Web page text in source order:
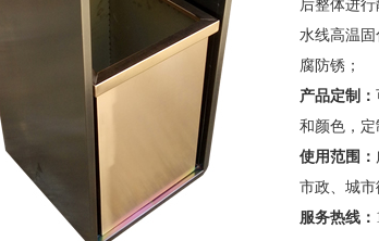
后整体进
水线高温
腐防锈；
产品定制：
和颜色，定
使用范围：
市政、城市
服务热线：